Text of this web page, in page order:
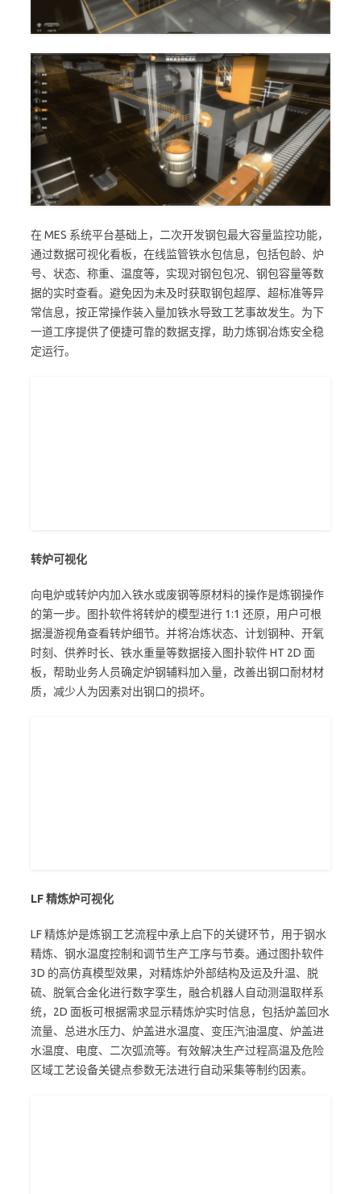
在 MES 系统平台基础上，二次开发钢包最大容量监控功能，
通过数据可视化看板，在线监管铁水包信息，包括包龄、炉
号、状态、称重、温度等，实现对钢包包况、钢包容量等数
据的实时查看。避免因为未及时获取钢包超厚、超标准等异
常信息，按正常操作装入量加铁水导致工艺事故发生。为下
一道工序提供了便捷可靠的数据支撑，助力炼钢冶炼安全稳
定运行。
转炉可视化
向电炉或转炉内加入铁水或废钢等原材料的操作是炼钢操作
的第一步。图扑软件将转炉的模型进行 1:1 还原，用户可根
据漫游视角查看转炉细节。并将冶炼状态、计划钢种、开氧
时刻、供养时长、铁水重量等数据接入图扑软件 HT 2D 面
板，帮助业务人员确定炉钢辅料加入量，改善出钢口耐材材
质，减少人为因素对出钢口的损坏。
LF 精炼炉可视化
LF 精炼炉是炼钢工艺流程中承上启下的关键环节，用于钢水
精炼、钢水温度控制和调节生产工序与节奏。通过图扑软件
3D 的高仿真模型效果，对精炼炉外部结构及运及升温、脱
硫、脱氧合金化进行数字孪生，融合机器人自动测温取样系
统，2D 面板可根据需求显示精炼炉实时信息，包括炉盖回水
流量、总进水压力、炉盖进水温度、变压汽油温度、炉盖进
水温度、电度、二次弧流等。有效解决生产过程高温及危险
区域工艺设备关键点参数无法进行自动采集等制约因素。